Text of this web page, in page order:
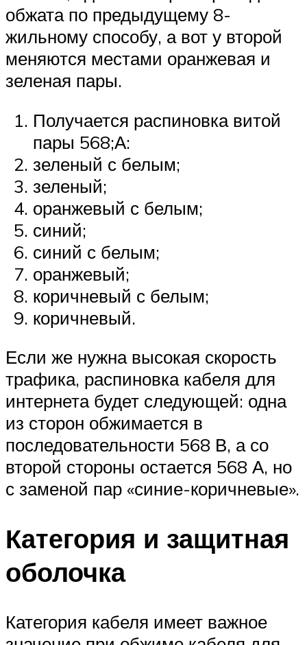
обжата по предыдущему 8-
жильному способу, а вот у второй
меняются местами оранжевая и
зеленая пары.
Получается распиновка витой
пары 568;А:
зеленый с белым;
зеленый;
оранжевый с белым;
синий;
синий с белым;
оранжевый;
коричневый с белым;
коричневый.
Если же нужна высокая скорость
трафика, распиновка кабеля для
интернета будет следующей: одна
из сторон обжимается в
последовательности 568 В, а со
второй стороны остается 568 А, но
с заменой пар «синие-коричневые».
Категория и защитная
оболочка
Категория кабеля имеет важное